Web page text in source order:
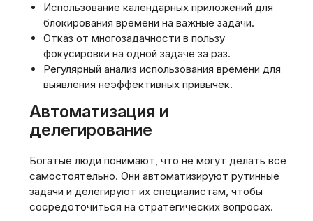
Использование календарных приложений для
блокирования времени на важные задачи.
Отказ от многозадачности в пользу
фокусировки на одной задаче за раз.
Регулярный анализ использования времени для
выявления неэффективных привычек.
Автоматизация и
делегирование
Богатые люди понимают, что не могут делать всё
самостоятельно. Они автоматизируют рутинные
задачи и делегируют их специалистам, чтобы
сосредоточиться на стратегических вопросах.